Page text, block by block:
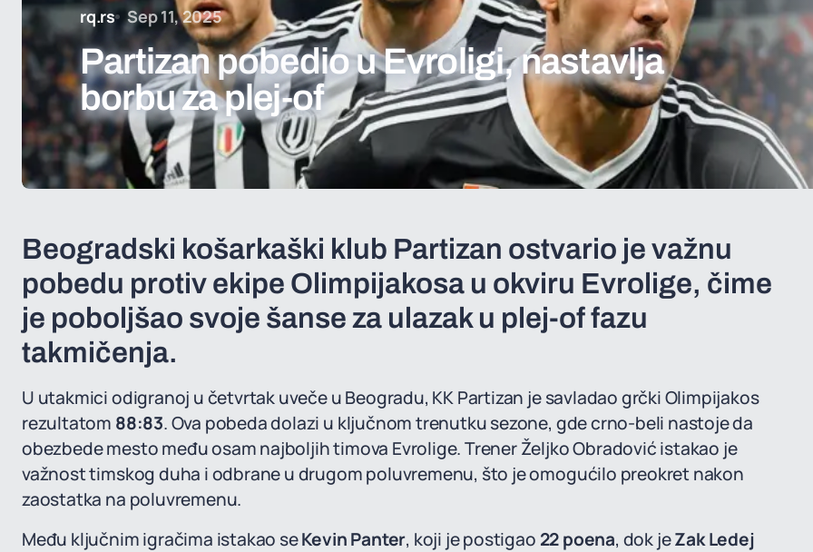
rq.rs Sep 11, 2025
Partizan pobedio u Evroligi, nastavlja
borbu za plej-of
Beogradski košarkaški klub Partizan ostvario je važnu
pobedu protiv ekipe Olimpijakosa u okviru Evrolige, čime
je poboljšao svoje šanse za ulazak u plej-of fazu
takmičenja.
U utakmici odigranoj u četvrtak uveče u Beogradu, KK Partizan je savladao grčki Olimpijakos
rezultatom 88:83. Ova pobeda dolazi u ključnom trenutku sezone, gde crno-beli nastoje da
obezbede mesto među osam najboljih timova Evrolige. Trener Željko Obradović istakao je
važnost timskog duha i odbrane u drugom poluvremenu, što je omogućilo preokret nakon
zaostatka na poluvremenu.
Među ključnim igračima istakao seKevin Panter, koji je postigao 22 poena, dok jeZak Ledej